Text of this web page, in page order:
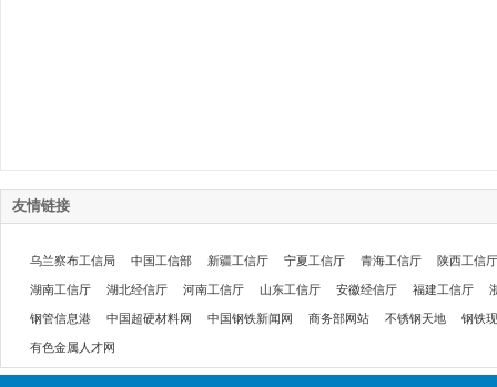
友情链接
乌兰察布工信局 中国工信部 新疆工信厅 宁夏工信厅 青海工信厅 陕西工信厅
湖南工信厅 湖北经信厅 河南工信厅 山东工信厅 安徽经信厅 福建工信厅
钢管信息港 中国超硬材料网 中国钢铁新闻网 商务部网站 不锈钢天地 钢铁
有色金属人才网